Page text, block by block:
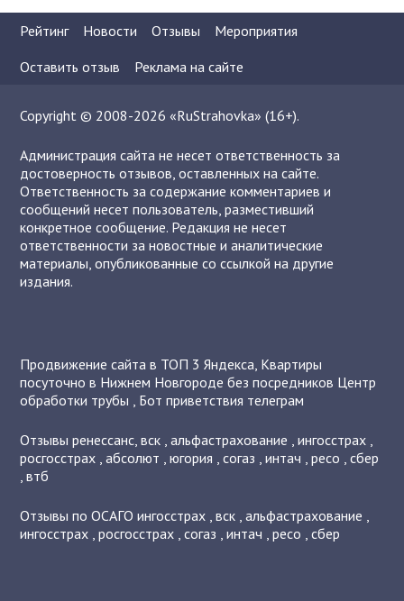
Рейтинг Новости Отзывы
Мероприятия
Оставить отзыв
Реклама на сайте
Copyright © 2008-2026 «RuStrahovka» (16+).
Администрация сайта не несет ответственность за
достоверность отзывов, оставленных на сайте.
Ответственность за содержание комментариев и
сообщений несет пользователь, разместивший
конкретное сообщение. Редакция не несет
ответственности за новостные и аналитические
материалы, опубликованные со ссылкой на другие
издания.
Продвижение сайта в ТОП 3 Яндекса, Квартиры
посуточно в Нижнем Новгороде без посредников Центр
обработки трубы , Бот приветствия телеграм
Отзывыренессанс,вск ,альфастрахование ,ингосстрах ,
росгосстрах ,абсолют ,югория ,согаз ,интач ,ресо ,сбер
,втб
Отзывы по ОСАГОингосстрах ,вск ,альфастрахование ,
ингосстрах ,росгосстрах ,согаз ,интач ,ресо ,сбер